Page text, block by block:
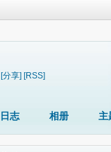
[分享] [RSS]
日志 相册 主